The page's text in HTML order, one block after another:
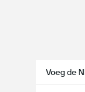
Voeg de